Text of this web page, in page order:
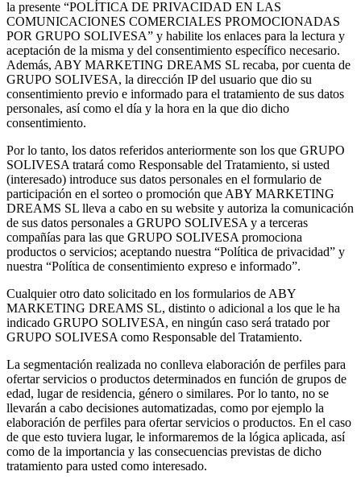
la presente “POLÍTICA DE PRIVACIDAD EN LAS
COMUNICACIONES COMERCIALES PROMOCIONADAS
POR GRUPO SOLIVESA” y habilite los enlaces para la lectura y
aceptación de la misma y del consentimiento específico necesario.
Además, ABY MARKETING DREAMS SL recaba, por cuenta de
GRUPO SOLIVESA, la dirección IP del usuario que dio su
consentimiento previo e informado para el tratamiento de sus datos
personales, así como el día y la hora en la que dio dicho
consentimiento.
Por lo tanto, los datos referidos anteriormente son los que GRUPO
SOLIVESA tratará como Responsable del Tratamiento, si usted
(interesado) introduce sus datos personales en el formulario de
participación en el sorteo o promoción que ABY MARKETING
DREAMS SL lleva a cabo en su website y autoriza la comunicación
de sus datos personales a GRUPO SOLIVESA y a terceras
compañías para las que GRUPO SOLIVESA promociona
productos o servicios; aceptando nuestra “Política de privacidad” y
nuestra “Política de consentimiento expreso e informado”.
Cualquier otro dato solicitado en los formularios de ABY
MARKETING DREAMS SL, distinto o adicional a los que le ha
indicado GRUPO SOLIVESA, en ningún caso será tratado por
GRUPO SOLIVESA como Responsable del Tratamiento.
La segmentación realizada no conlleva elaboración de perfiles para
ofertar servicios o productos determinados en función de grupos de
edad, lugar de residencia, género o similares. Por lo tanto, no se
llevarán a cabo decisiones automatizadas, como por ejemplo la
elaboración de perfiles para ofertar servicios o productos. En el caso
de que esto tuviera lugar, le informaremos de la lógica aplicada, así
como de la importancia y las consecuencias previstas de dicho
tratamiento para usted como interesado.